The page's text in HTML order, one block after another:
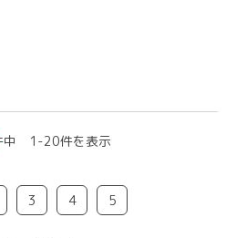
中 1-20件を表示
3 4 5